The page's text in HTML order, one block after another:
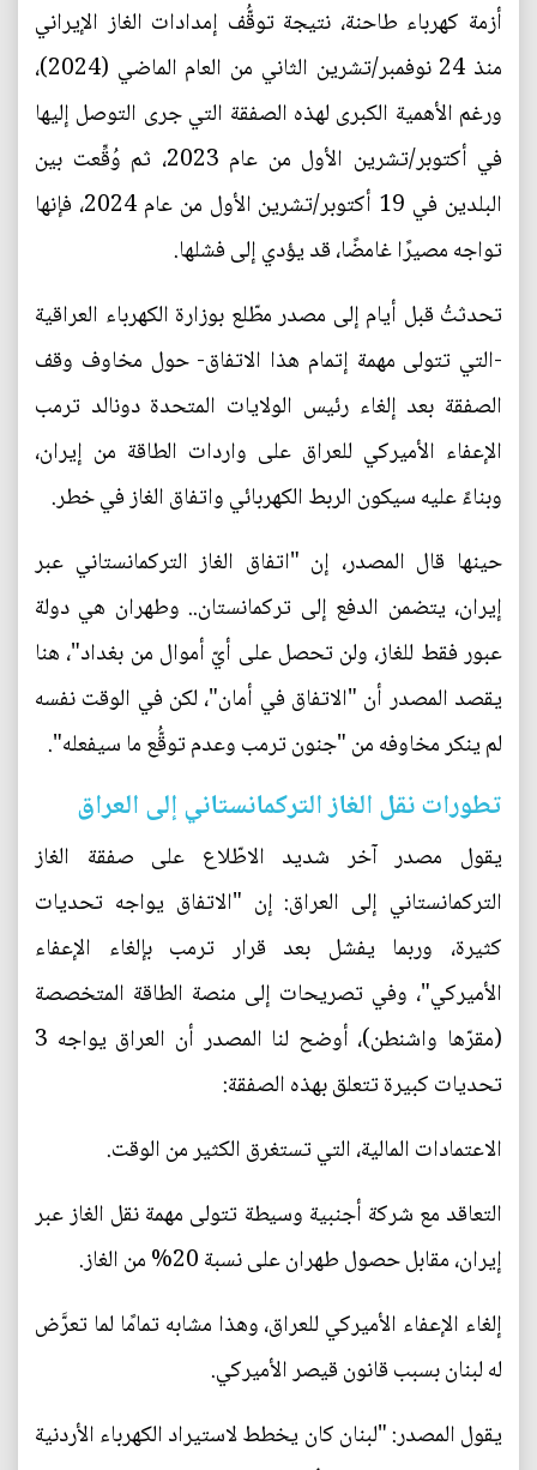
أزمة كهرباء طاحنة، نتيجة توقُّف إمدادات الغاز الإيراني
منذ 24 نوفمبر/تشرين الثاني من العام الماضي (2024)،
ورغم الأهمية الكبرى لهذه الصفقة التي جرى التوصل إليها
في أكتوبر/تشرين الأول من عام 2023، ثم وُقِّعت بين
البلدين في 19 أكتوبر/تشرين الأول من عام 2024، فإنها
تواجه مصيرًا غامضًا، قد يؤدي إلى فشلها.
تحدثتُ قبل أيام إلى مصدر مطّلع بوزارة الكهرباء العراقية
-التي تتولى مهمة إتمام هذا الاتفاق- حول مخاوف وقف
الصفقة بعد إلغاء رئيس الولايات المتحدة دونالد ترمب
الإعفاء الأميركي للعراق على واردات الطاقة من إيران،
وبناءً عليه سيكون الربط الكهربائي واتفاق الغاز في خطر.
حينها قال المصدر، إن "اتفاق الغاز التركمانستاني عبر
إيران، يتضمن الدفع إلى تركمانستان.. وطهران هي دولة
عبور فقط للغاز، ولن تحصل على أيّ أموال من بغداد"، هنا
يقصد المصدر أن "الاتفاق في أمان"، لكن في الوقت نفسه
لم ينكر مخاوفه من "جنون ترمب وعدم توقُّع ما سيفعله".
تطورات نقل الغاز التركمانستاني إلى العراق
يقول مصدر آخر شديد الاطّلاع على صفقة الغاز
التركمانستاني إلى العراق: إن "الاتفاق يواجه تحديات
كثيرة، وربما يفشل بعد قرار ترمب بإلغاء الإعفاء
الأميركي"، وفي تصريحات إلى منصة الطاقة المتخصصة
(مقرّها واشنطن)، أوضح لنا المصدر أن العراق يواجه 3
تحديات كبيرة تتعلق بهذه الصفقة:
الاعتمادات المالية، التي تستغرق الكثير من الوقت.
التعاقد مع شركة أجنبية وسيطة تتولى مهمة نقل الغاز عبر
إيران، مقابل حصول طهران على نسبة 20% من الغاز.
إلغاء الإعفاء الأميركي للعراق، وهذا مشابه تمامًا لما تعرَّض
له لبنان بسبب قانون قيصر الأميركي.
يقول المصدر: "لبنان كان يخطط لاستيراد الكهرباء الأردنية